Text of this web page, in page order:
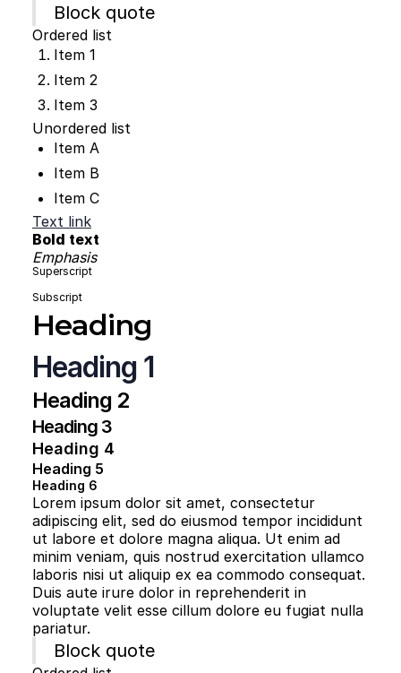
Block quote
Ordered list
Item 1
Item 2
Item 3
Unordered list
Item A
Item B
Item C
Text link
Bold text
Emphasis
Superscript
Subscript
Heading
Heading 1
Heading 2
Heading 3
Heading 4
Heading 5
Heading 6
Lorem ipsum dolor sit amet, consectetur
adipiscing elit, sed do eiusmod tempor incididunt
ut labore et dolore magna aliqua. Ut enim ad
minim veniam, quis nostrud exercitation ullamco
laboris nisi ut aliquip ex ea commodo consequat.
Duis aute irure dolor in reprehenderit in
voluptate velit esse cillum dolore eu fugiat nulla
pariatur.
Block quote